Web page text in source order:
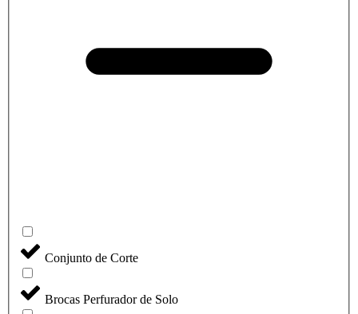
Conjunto de Corte
Brocas Perfurador de Solo